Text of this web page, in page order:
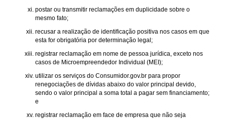
postar ou transmitir reclamações em duplicidade sobre o
mesmo fato;
recusar a realização de identificação positiva nos casos em que
esta for obrigatória por determinação legal;
registrar reclamação em nome de pessoa jurídica, exceto nos
casos de Microempreendedor Individual (MEI);
utilizar os serviços do Consumidor.gov.br para propor
renegociações de dívidas abaixo do valor principal devido,
sendo o valor principal a soma total a pagar sem financiamento;
e
registrar reclamação em face de empresa que não seja